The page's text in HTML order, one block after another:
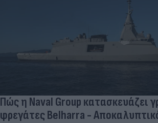
Πώς η Naval Group κατασκευάζει
φρεγάτες Belharra -